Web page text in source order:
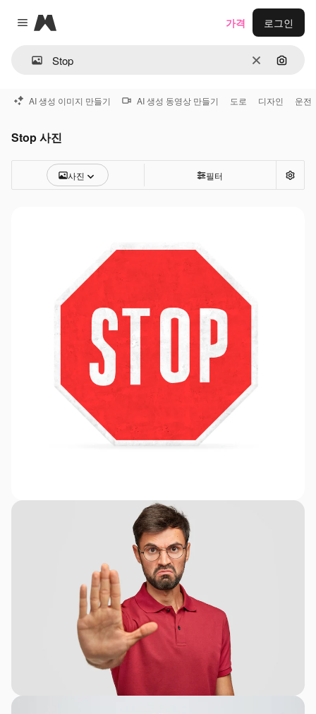
Close menu
Magnific
지우기이미지
가격 로그인
AI 생성 이미지 만들기 AI 생성 동영상 만들기 도로 디자인 운전
Stop 사진
사진 필터